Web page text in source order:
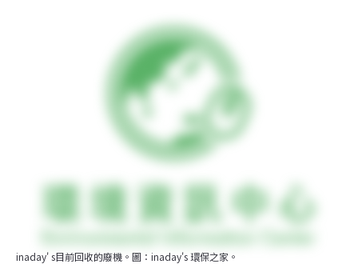
inaday' s目前回收的廢機。圖：inaday's 環保之家。